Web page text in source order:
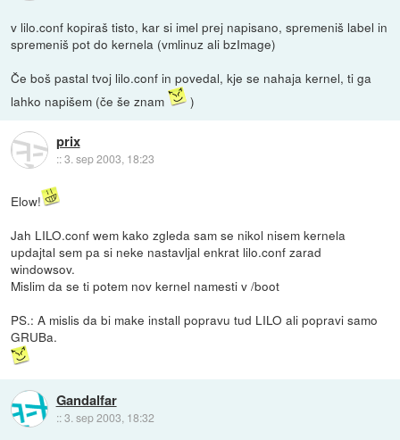
v lilo.conf kopiraš tisto, kar si imel prej napisano, spremeniš label in
spremeniš pot do kernela (vmlinuz ali bzImage)
Če boš pastal tvoj lilo.conf in povedal, kje se nahaja kernel, ti ga
lahko napišem (če še znam
)
prix
::3. sep 2003, 18:23
Elow!
Jah LILO.conf wem kako zgleda sam se nikol nisem kernela
updajtal sem pa si neke nastavljal enkrat lilo.conf zarad
windowsov.
Mislim da se ti potem nov kernel namesti v /boot
PS.: A mislis da bi make install popravu tud LILO ali popravi samo
GRUBa.
Gandalfar
::3. sep 2003, 18:32